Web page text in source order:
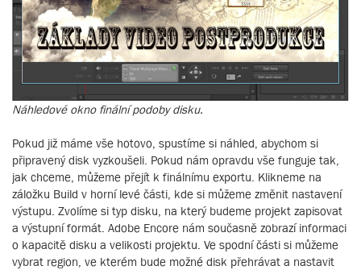
Náhledové okno finální podoby disku.
Pokud již máme vše hotovo, spustíme si náhled, abychom si
připravený disk vyzkoušeli. Pokud nám opravdu vše funguje tak,
jak chceme, můžeme přejít k finálnímu exportu. Klikneme na
záložku Build v horní levé části, kde si můžeme změnit nastavení
výstupu. Zvolíme si typ disku, na který budeme projekt zapisovat
a výstupní formát. Adobe Encore nám současně zobrazí informaci
o kapacitě disku a velikosti projektu. Ve spodní části si můžeme
vybrat region, ve kterém bude možné disk přehrávat a nastavit